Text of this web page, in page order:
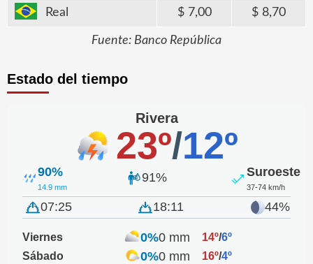
Real 7,00 8,70
Fuente: Banco República
Estado del tiempo
Rivera
23º/12º
90%
14.9 mm
91% Suroeste
37-74 km/h
07:25 18:11 44%
Viernes 0%0 mm 14º/6º
Sábado
0%0 mm 16º/4º